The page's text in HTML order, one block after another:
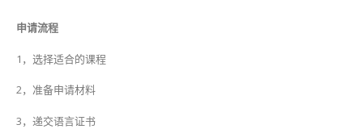
申请流程
1，选择适合的课程
2，准备申请材料
3，递交语言证书